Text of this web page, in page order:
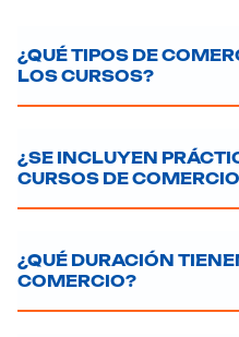
¿QUÉ TIPOS DE
LOS CURSOS?
¿SE INCLUYEN
CURSOS DE
¿QUÉ DURACIÓN
COMERCIO?